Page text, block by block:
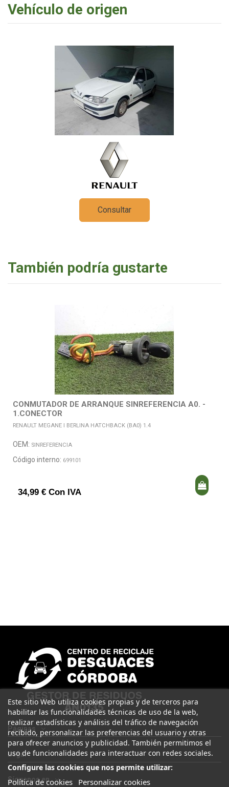
Vehículo de origen
Consultar
También podría gustarte
CONMUTADOR DE ARRANQUE SINREFERENCIA A0. -
1.CONECTOR
RENAULT MEGANE I BERLINA HATCHBACK (BA0) 1.4
OEM: SINREFERENCIA
Código interno: 699101
34,99 € Con IVA
Páginas
Legal
Este sitio Web utiliza cookies propias y de terceros para
habilitar las funcionalidades técnicas de uso de la web,
realizar estadísticas y análisis del tráfico de navegación
recibido, personalizar las preferencias del usuario y otras
para ofrecer anuncios y publicidad. También permitimos el
uso de funcionalidades para interactuar con redes sociales.
Configure las cookies que nos permite utilizar:
Política de cookies Personalizar cookies
Síguenos en